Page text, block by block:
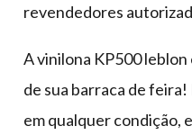
revendedores
A vinilona KP500 leblon
de sua barraca de
em qualquer condição,